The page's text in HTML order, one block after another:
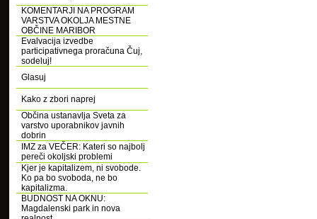
KOMENTARJI NA PROGRAM
VARSTVA OKOLJA MESTNE
OBČINE MARIBOR
Evalvacija izvedbe
participativnega proračuna Čuj,
sodeluj!
Glasuj
Kako z zbori naprej
Občina ustanavlja Sveta za
varstvo uporabnikov javnih
dobrin
IMZ za VEČER: Kateri so najbolj
pereči okoljski problemi
Kjer je kapitalizem, ni svobode.
Ko pa bo svoboda, ne bo
kapitalizma.
BUDNOST NA OKNU:
Magdalenski park in nova